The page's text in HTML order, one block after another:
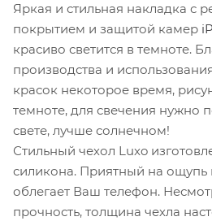
Яркая и стильная накладка с
покрытием и защитой камер
красиво светится в темноте.
производства и
красок некоторое время,
темноте, для свечения нужно
свете, лучше солнечном!
Стильный чехол Luxo
силикона. Приятный на ощупь
облегает Ваш телефон.
прочность, толщина чехла